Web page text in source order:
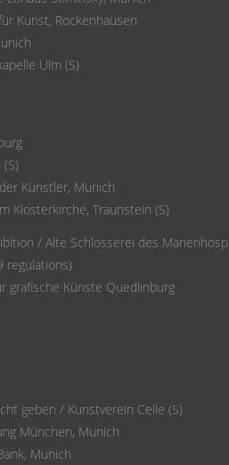
Kunst, Rockenhausen
Ulm (S)
Künstler, Munich
Klosterkirche, Traunstein (S)
/ Alte Schlosserei des
regulations)
grafische Künste Quedlinburg
geben / Kunstverein Celle (S)
München, Munich
Munich